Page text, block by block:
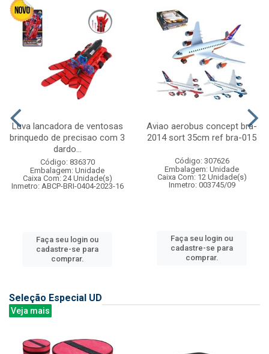
Luva lancadora de ventosas
brinquedo de precisao com 3
dardo...
Código: 836370
Embalagem: Unidade
Caixa Com: 24 Unidade(s)
Inmetro: ABCP-BRI-0404-2023-16
Faça seu login ou
cadastre-se para
comprar.
Aviao aerobus concept bra-
2014 sort 35cm ref bra-015
Código: 307626
Embalagem: Unidade
Caixa Com: 12 Unidade(s)
Inmetro: 003745/09
Faça seu login ou
cadastre-se para
comprar.
Seleção Especial UD
Veja mais